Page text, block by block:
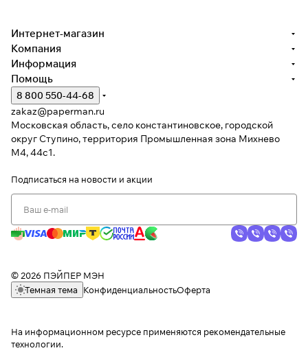
Интернет-магазин
Компания
Информация
Помощь
8 800 550-44-68
zakaz@paperman.ru
Московская область, село константиновское, городской
округ Ступино, территория Промышленная зона Михнево
М4, 44с1.
Подписаться на новости и акции
© 2026 ПЭЙПЕР МЭН
Темная тема
КонфиденциальностьОферта
На информационном ресурсе применяются рекомендательные
технологии.